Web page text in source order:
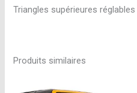
Triangles supérieures
Produits similaires